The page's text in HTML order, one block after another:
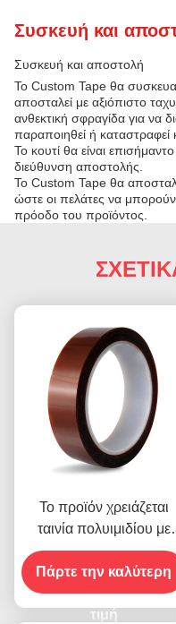
Συσκευή και
Συσκευή και αποστολή
Το Custom Tape θα
αποσταλεί με αξιόπιστο
ανθεκτική σφραγίδα για να
παραποιηθεί ή καταστραφεί
Το κουτί θα είναι
διεύθυνση αποστολής.
Το Custom Tape θα
ώστε οι πελάτες να
πρόοδο του προϊόντος.
Το προϊόν χρειάζεται
ταινία πολυιμιδίου με
αντοχή τάσης 1000V
Πάρτε την καλύτερη
τιμή